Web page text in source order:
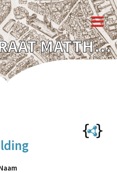
SCANS APPARAAT MATTHIJS, SPIERINGSTRAAT, JERUZALEMSTRAAT (NT 1809)